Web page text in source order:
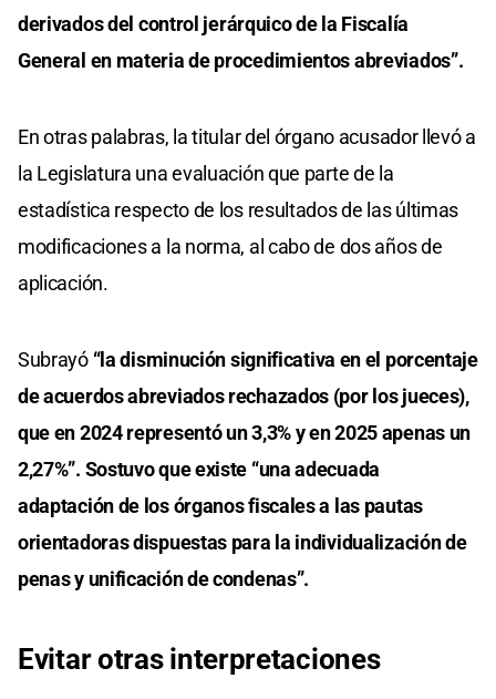
derivados del control jerárquico de la Fiscalía
General en materia de procedimientos abreviados”.
En otras palabras, la titular del órgano acusador llevó a
la Legislatura una evaluación que parte de la
estadística respecto de los resultados de las últimas
modificaciones a la norma, al cabo de dos años de
aplicación.
Subrayó“la disminución significativa en el porcentaje
de acuerdos abreviados rechazados (por los jueces),
que en 2024 representó un 3,3% y en 2025 apenas un
2,27%”. Sostuvo que existe “una adecuada
adaptación de los órganos fiscales a las pautas
orientadoras dispuestas para la individualización de
penas y unificación de condenas”.
Evitar otras interpretaciones